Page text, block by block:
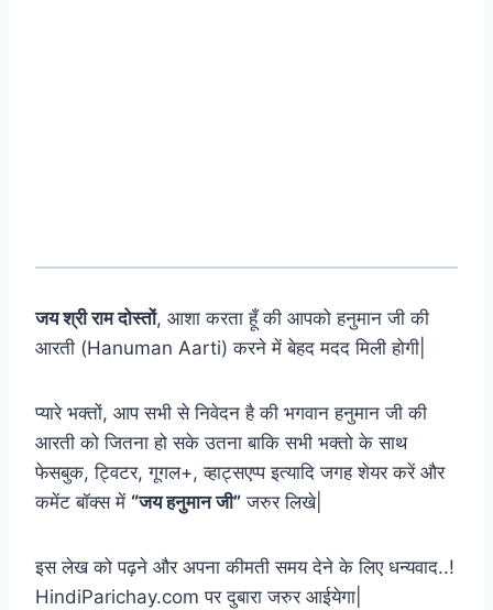
जय श्री राम दोस्तों, आशा करता हूँ की आपको हनुमान जी की
आरती (Hanuman Aarti) करने में बेहद मदद मिली होगी|
प्यारे भक्तों, आप सभी से निवेदन है की भगवान हनुमान जी की
आरती को जितना हो सके उतना बाकि सभी भक्तो के साथ
फेसबुक, ट्विटर, गूगल+, व्हाट्सएप्प इत्यादि जगह शेयर करें और
कमेंट बॉक्स में “जय हनुमान जी” जरुर लिखे|
इस लेख को पढ़ने और अपना कीमती समय देने के लिए धन्यवाद..!
HindiParichay.com पर दुबारा जरुर आईयेगा|